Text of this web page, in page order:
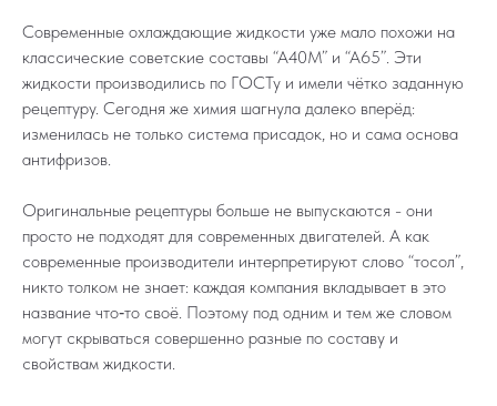
Современные охлаждающие жидкости уже мало похожи на
классические советские составы “А40М” и “А65”. Эти
жидкости производились по ГОСТу и имели чётко заданную
рецептуру. Сегодня же химия шагнула далеко вперёд:
изменилась не только система присадок, но и сама основа
антифризов.
Оригинальные рецептуры больше не выпускаются - они
просто не подходят для современных двигателей. А как
современные производители интерпретируют слово “тосол”,
никто толком не знает: каждая компания вкладывает в это
название что‑то своё. Поэтому под одним и тем же словом
могут скрываться совершенно разные по составу и
свойствам жидкости.